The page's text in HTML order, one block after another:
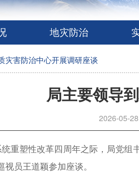
地灾防治
灾害防治中心开展调研座谈
局主要领导
2026-05-28
重塑性改革四周年之际，局党
员王道颖参加座谈。